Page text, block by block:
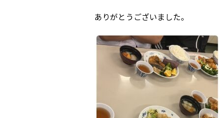
ありがとうございました。